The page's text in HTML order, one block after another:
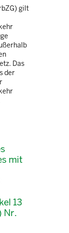
gilt
Das
der
mit
13
Nr.